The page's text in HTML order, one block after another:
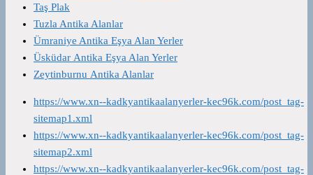
Taş Plak
Tuzla Antika Alanlar
Ümraniye Antika Eşya Alan Yerler
Üsküdar Antika Eşya Alan Yerler
Zeytinburnu Antika Alanlar
https://www.xn--kadkyantikaalanyerler-kec96k.com/post_tag-
sitemap1.xml
https://www.xn--kadkyantikaalanyerler-kec96k.com/post_tag-
sitemap2.xml
https://www.xn--kadkyantikaalanyerler-kec96k.com/post_tag-